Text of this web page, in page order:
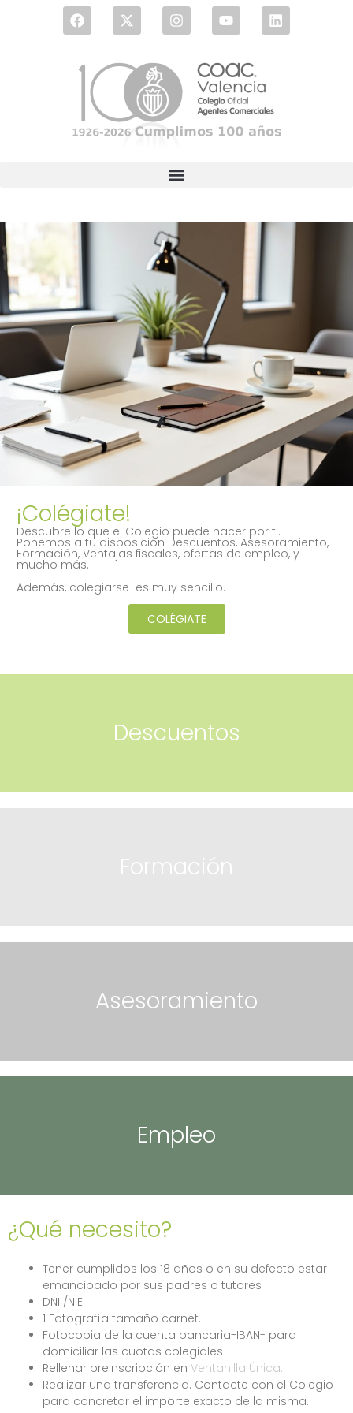
¡Colégiate!
Descubre lo que el Colegio puede hacer por ti.
Ponemos a tu disposición Descuentos, Asesoramiento,
Formación, Ventajas fiscales, ofertas de empleo, y
mucho más.
Además, colegiarse es muy sencillo.
COLÉGIATE
Descuentos
Formación
Asesoramiento
Empleo
¿Qué necesito?
Tener cumplidos los 18 años o en su defecto estar
emancipado por sus padres o tutores
DNI /NIE
1 Fotografía tamaño carnet.
Fotocopia de la cuenta bancaria-IBAN- para
domiciliar las cuotas colegiales
Rellenar preinscripción en Ventanilla Única.
Realizar una transferencia. Contacte con el Colegio
para concretar el importe exacto de la misma.